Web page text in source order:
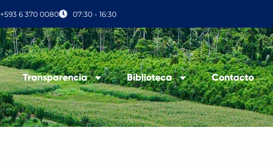
+593 6 370 0080 07:30 - 16:30
Transparencia Biblioteca Contacto